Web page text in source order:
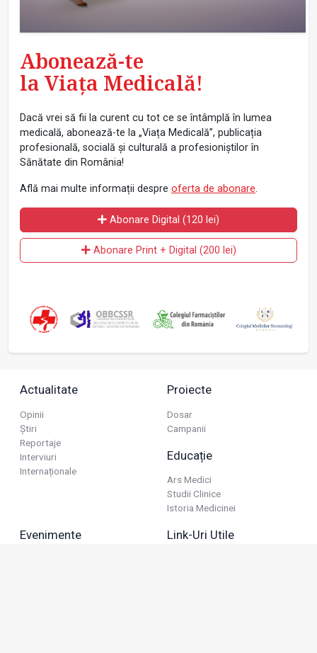
Abonează-te
la Viața Medicală!
Dacă vrei să fii la curent cu tot ce se întâmplă în lumea
medicală, abonează-te la „Viața Medicală”, publicația
profesională, socială și culturală a profesioniștilor în
Sănătate din România!
Află mai multe informații despre oferta de abonare.
Abonare Digital (120 lei)
Abonare Print + Digital (200 lei)
Actualitate
Opinii
Știri
Reportaje
Interviuri
Internaționale
Proiecte
Dosar
Campanii
Educație
Ars Medici
Studii Clinice
Istoria Medicinei
Evenimente Link-Uri Utile